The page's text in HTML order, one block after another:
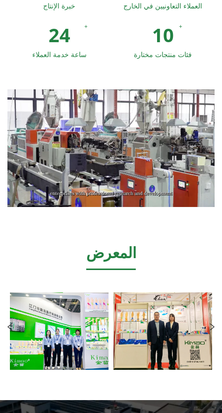
خبرة الإنتاج العملاء التعاونيين في الخارج
+
24
ساعة خدمة العملاء
+
10
فئات منتجات مختارة
المعرض